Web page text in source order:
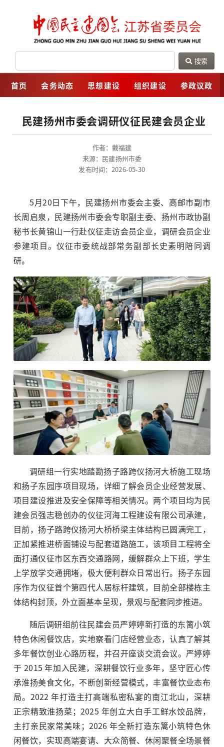
网
搜索
首页 会务动态 思想建设 组织建设 参政议政
民建扬州市委会调研仪征民建会员企业
作者：戴福建
来源：民建扬州市委
发布时间：2026-05-30
5月20日下午，民建扬州市委会主委、高邮市副市
长周启泉，民建扬州市委会专职副主委、扬州市政协副
秘书长黄锦山一行赴仪征走访会员企业，调研会员企业
参建项目。仪征市委统战部常务副部长史素明陪同调
研。
调研组一行实地踏勘扬子路跨仪扬河大桥施工现场
和扬子东园序项目现场，详细了解会员企业经营发展、
项目建设推进及安全保障等相关情况。两个项目均为民
建会员强志稳创办的仪征河海工程建设有限公司承建，
目前，扬子路跨仪扬河大桥桥梁主体结构已圆满完工，
正加紧推进桥面铺设与配套道路施工，该项目工程将全
面打通仪征市区东西交通路网，缓解群众上下班，学生
上学放学交通拥堵，极大便利群众日常出行。扬子东园
序作为仪征首个第四代人居标杆建筑，目前全部楼栋主
体结构封顶，外立面基本呈现，景观与配套同步推进。
随后调研组前往民建会员严婷婷新打造的东篱小筑
特色休闲餐饮店，实地察看门店经营业态，认真了解其
多年餐饮创业心路历程，并召开座谈交流会议。严婷婷
于 2015 年加入民建，深耕餐饮行业多年，坚守匠心传
承淮扬美食文化，不断创新经营模式，丰富餐饮业态布
局。2022 年打造主打高端私密私宴的南江北山，深耕
正宗精致淮扬菜；2025 年创立大白手工鲜水饺品牌，
主打亲民家常美味；2026 年全新打造东篱小筑特色休
闲餐饮，实现高端宴请、大众简餐、休闲聚餐全场景餐